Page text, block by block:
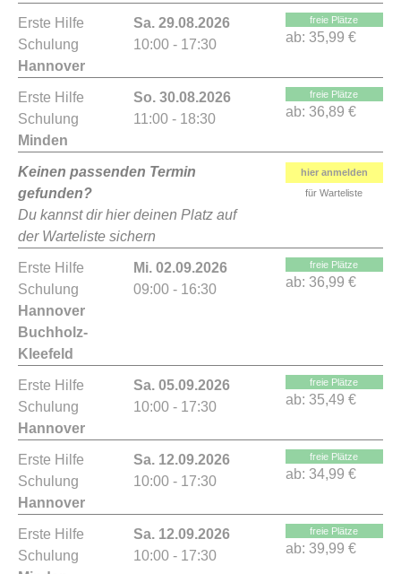
Erste Hilfe
Schulung
Hannover
Sa. 29.08.2026
10:00 - 17:30
freie Plätze
ab: 35,99 €
Erste Hilfe
Schulung
Minden
So. 30.08.2026
11:00 - 18:30
freie Plätze
ab: 36,89 €
Keinen passenden Termin
gefunden?
Du kannst dir hier deinen Platz auf
der Warteliste sichern
hier anmelden
für Warteliste
Erste Hilfe
Schulung
Hannover
Buchholz-
Kleefeld
Mi. 02.09.2026
09:00 - 16:30
freie Plätze
ab: 36,99 €
Erste Hilfe
Schulung
Hannover
Sa. 05.09.2026
10:00 - 17:30
freie Plätze
ab: 35,49 €
Erste Hilfe
Schulung
Hannover
Sa. 12.09.2026
10:00 - 17:30
freie Plätze
ab: 34,99 €
Erste Hilfe
Schulung
Sa. 12.09.2026
10:00 - 17:30
freie Plätze
ab: 39,99 €